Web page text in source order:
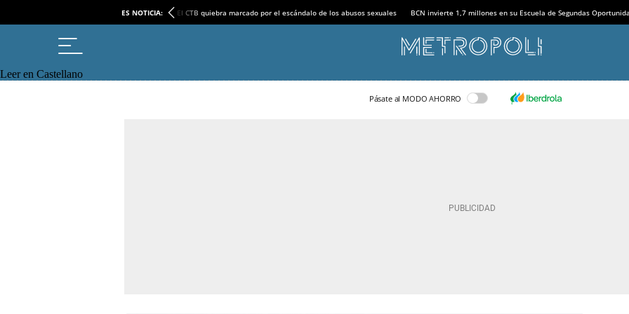
ES NOTICIA: El CTB quiebra marcado por el escándalo de los abusos sexuales BCN invierte 1,7 millones en su Escuela de Segundas
Leer en Castellano
Pásate al MODO AHORRO